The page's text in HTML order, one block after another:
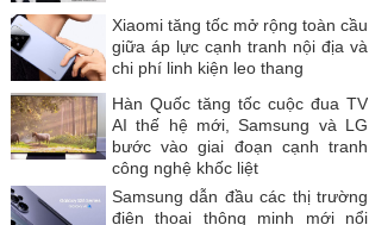
Xiaomi tăng tốc mở rộng toàn cầu
giữa áp lực cạnh tranh nội địa và
chi phí linh kiện leo thang
Hàn Quốc tăng tốc cuộc đua TV
AI thế hệ mới, Samsung và LG
bước vào giai đoạn cạnh tranh
công nghệ khốc liệt
Samsung dẫn đầu các thị trường
điện thoại thông minh mới nổi